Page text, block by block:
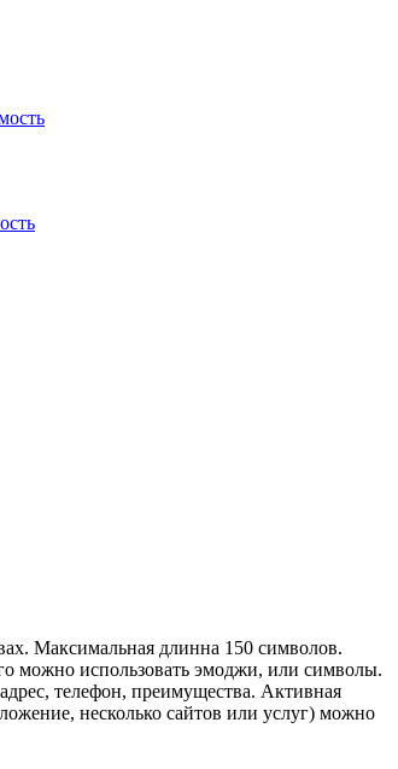
Максимальная длинна 150 символов.
можно использовать эмоджи, или символы.
телефон, преимущества. Активная
несколько сайтов или услуг) можно